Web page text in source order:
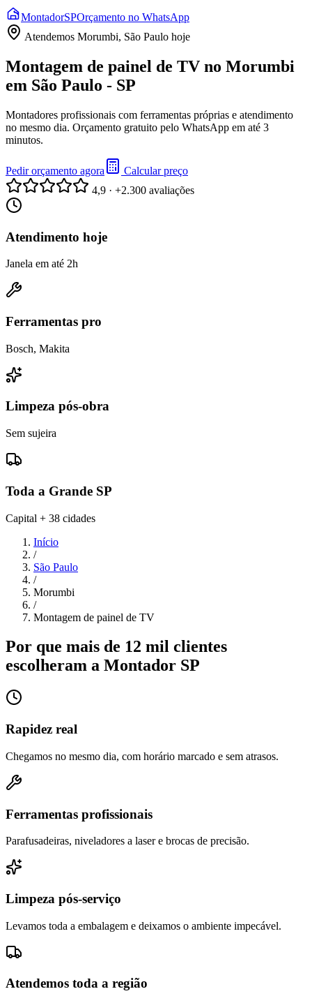
MontadorSPOrçamento no WhatsApp
Atendemos Morumbi, São Paulo hoje
Montagem de painel de TV no Morumbi
em São Paulo - SP
Montadores profissionais com ferramentas próprias e atendimento
no mesmo dia. Orçamento gratuito pelo WhatsApp em até 3
minutos.
Pedir orçamento agora
Calcular preço
4,9 · +2.300 avaliações
Atendimento hoje
Janela em até 2h
Ferramentas pro
Bosch, Makita
Limpeza pós-obra
Sem sujeira
Toda a Grande SP
Capital + 38 cidades
Início
/
São Paulo
/
Morumbi
/
Montagem de painel de TV
Por que mais de 12 mil clientes
escolheram a Montador SP
Rapidez real
Chegamos no mesmo dia, com horário marcado e sem atrasos.
Ferramentas profissionais
Parafusadeiras, niveladores a laser e brocas de precisão.
Limpeza pós-serviço
Levamos toda a embalagem e deixamos o ambiente impecável.
Atendemos toda a região